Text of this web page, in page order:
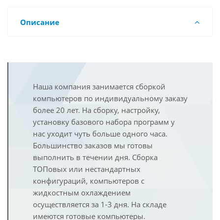
Описание
Наша компания занимается сборкой
компьютеров по индивидуальному заказу
более 20 лет. На сборку, настройку,
установку базового набора программ у
нас уходит чуть больше одного часа.
Большинство заказов мы готовы
выполнить в течении дня. Сборка
ТОПовых или нестандартных
конфигураций, компьютеров с
жидкостным охлаждением
осуществляется за 1-3 дня. На складе
имеются готовые компьютеры.